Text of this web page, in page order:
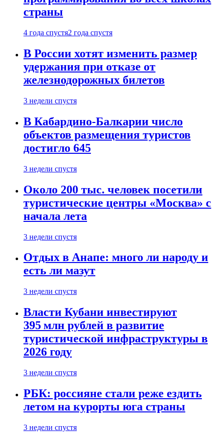
страны
4 года спустя2 года спустя
В России хотят изменить размер
удержания при отказе от
железнодорожных билетов
3 недели спустя
В Кабардино-Балкарии число
объектов размещения туристов
достигло 645
3 недели спустя
Около 200 тыс. человек посетили
туристические центры «Москва» с
начала лета
3 недели спустя
Отдых в Анапе: много ли народу и
есть ли мазут
3 недели спустя
Власти Кубани инвестируют
395 млн рублей в развитие
туристической инфраструктуры в
2026 году
3 недели спустя
РБК: россияне стали реже ездить
летом на курорты юга страны
3 недели спустя